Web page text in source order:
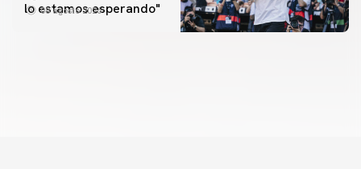
lo estamos esperando"
08 agosto 2026
Las fotos del Valencia CF-Newcastle United FC
PRIMER EQUIPO
MESTALLA 📍